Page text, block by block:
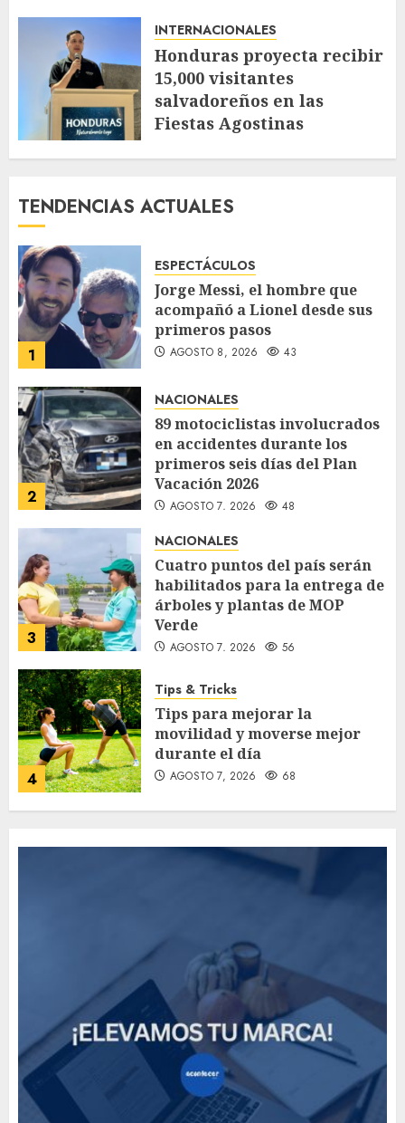
INTERNACIONALES
Honduras proyecta recibir
15,000 visitantes
salvadoreños en las
Fiestas Agostinas
TENDENCIAS ACTUALES
1
ESPECTÁCULOS
Jorge Messi, el hombre que
acompañó a Lionel desde sus
primeros pasos
AGOSTO 8, 2026 43
2
NACIONALES
89 motociclistas involucrados
en accidentes durante los
primeros seis días del Plan
Vacación 2026
AGOSTO 7, 2026 48
3
NACIONALES
Cuatro puntos del país serán
habilitados para la entrega de
árboles y plantas de MOP
Verde
AGOSTO 7, 2026 56
4
Tips & Tricks
Tips para mejorar la
movilidad y moverse mejor
durante el día
AGOSTO 7, 2026 68